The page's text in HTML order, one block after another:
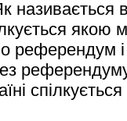
якою
референдум